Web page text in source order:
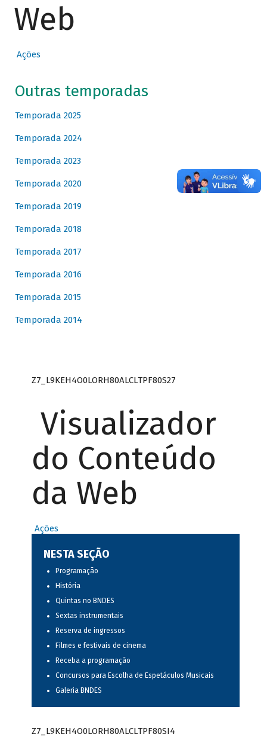
Web
Ações
Outras temporadas
Temporada 2025
Temporada 2024
Temporada 2023
Temporada 2020
Temporada 2019
Temporada 2018
Temporada 2017
Temporada 2016
Temporada 2015
Temporada 2014
Z7_L9KEH4O0LORH80ALCLTPF80S27
Visualizador
do Conteúdo
da Web
Ações
NESTA SEÇÃO
Programação
História
Quintas no BNDES
Sextas instrumentais
Reserva de ingressos
Filmes e festivais de cinema
Receba a programação
Concursos para Escolha de Espetáculos Musicais
Galeria BNDES
Z7_L9KEH4O0LORH80ALCLTPF80SI4